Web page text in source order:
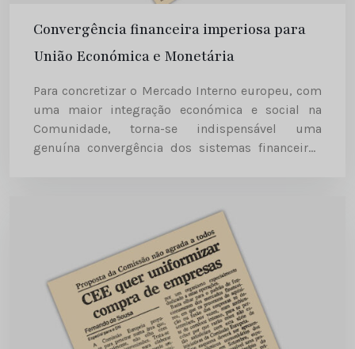
Convergência financeira imperiosa para
União Económica e Monetária
Para concretizar o Mercado Interno europeu, com
uma maior integração económica e social na
Comunidade, torna-se indispensável uma
genuína convergência dos sistemas financeiros